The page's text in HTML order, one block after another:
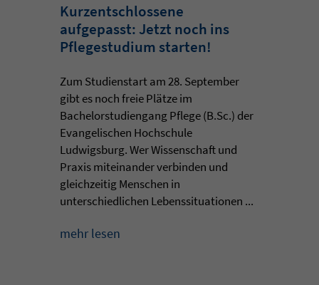
Kurzentschlossene
aufgepasst: Jetzt noch ins
Pflegestudium starten!
Zum Studienstart am 28. September
gibt es noch freie Plätze im
Bachelorstudiengang Pflege (B.Sc.) der
Evangelischen Hochschule
Ludwigsburg. Wer Wissenschaft und
Praxis miteinander verbinden und
gleichzeitig Menschen in
unterschiedlichen Lebenssituationen ...
mehr lesen